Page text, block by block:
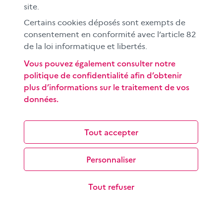
dans le traitement de l…
L’infodivertissement, un genre hybride qui
Si l’infodivertissement – un genre médiatique hybride
mêlant les codes de l’info et ceux du divertissement –
est ancien à la télévision,…
site.
Certains cookies déposés sont exempts de
consentement en conformité avec l’article 82
de la loi informatique et libertés.
Tout accepter
Tout refuser
Personnaliser
Vous pouvez également consulter notre
politique de confidentialité afin d’obtenir
plus d’informations sur le traitement de vos
données.